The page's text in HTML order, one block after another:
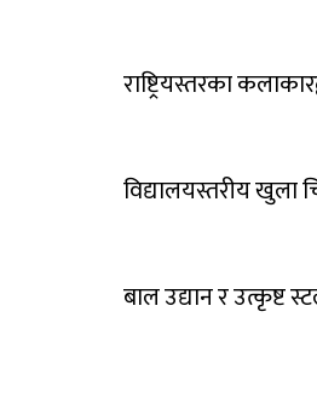
राष्ट्रियस्तरका
विद्यालयस्तरीय खुला
बाल उद्यान र उत्कृष्ट